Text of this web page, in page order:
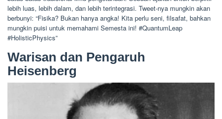
lebih luas, lebih dalam, dan lebih terintegrasi. Tweet-nya mungkin akan
berbunyi: “Fisika? Bukan hanya angka! Kita perlu seni, filsafat, bahkan
mungkin puisi untuk memahami Semesta ini! #QuantumLeap
#HolisticPhysics”
Warisan dan Pengaruh
Heisenberg